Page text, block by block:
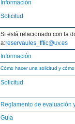
Información
Solicitud
Si está relacionado con la
a:reservaules_fftic@uv.es
Información
Cómo hacer una solicitud y
Solicitud
Reglamento de evaluación
Guía